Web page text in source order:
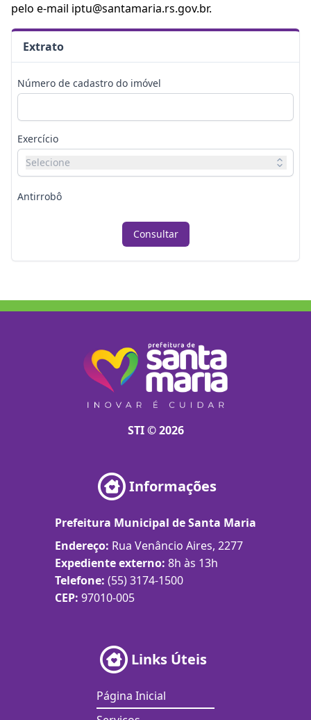
pelo e-mail iptu@santamaria.rs.gov.br.
Extrato
Número de cadastro do imóvel
Exercício
Selecione
Antirrobô
Consultar
STI © 2026
Informações
Prefeitura Municipal de Santa Maria
Endereço: Rua Venâncio Aires, 2277
Expediente externo: 8h às 13h
Telefone: (55) 3174-1500
CEP: 97010-005
Links Úteis
Página Inicial